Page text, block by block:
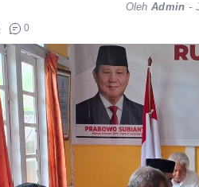
OlehAdmin -
0